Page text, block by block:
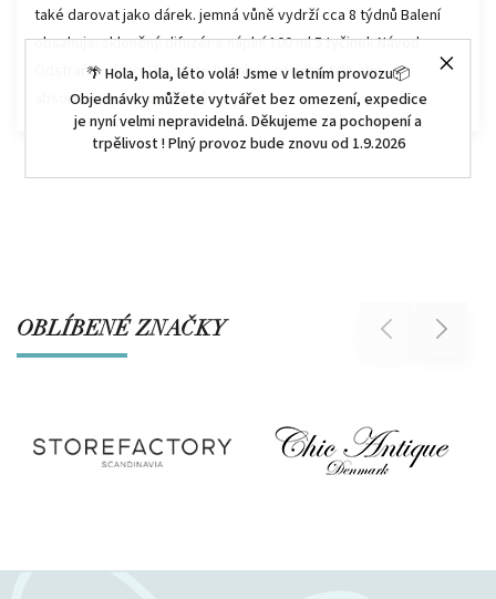
🌴 Hola, hola, léto volá! Jsme v letním provozu📦
Objednávky můžete vytvářet bez omezení, expedice
je nyní velmi nepravidelná. Děkujeme za pochopení a
trpělivost ! Plný provoz bude znovu od 1.9.2026
také darovat jako dárek. jemná vůně vydrží cca 8 týdnů Balení
obsahuje: skleněný difuzér s náplní 100 ml 5 tyčinek Návod
Odstraňte víčko. Umístěte tyčinky v nádobě tak, aby
absorbovaly a rozptýlili vůni.
OBLÍBENÉ ZNAČKY Previous Next